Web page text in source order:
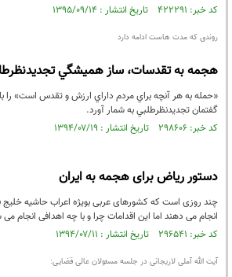
کد خبر: ۴۲۲۲۹۱ تاریخ انتشار : ۱۳۹۵/۰۹/۱۴
روندی که مدت هاست ادامه دارد
هجمه به تقدسات، ساز هميشگي
«حمله به هر آنچه براي مردم داراي ارزش و تقدس است»
گفتمان تجديدنظرطلبي به شمار آورد.
کد خبر: ۲۹۸۶۰۶ تاریخ انتشار : ۱۳۹۴/۰۷/۱۹
دستور ریاض برای هجمه به ایران
چند روزی است که کشورهای عربی بویژه اعراب حاشیه خلیج
انجام می دهند اما این اقدامات چرا و با چه اهدافی انجام
کد خبر: ۲۹۶۵۴۱ تاریخ انتشار : ۱۳۹۴/۰۷/۱۱
آیت الله آملی لاریجانی در جلسه مسئولان عالی قضایی: